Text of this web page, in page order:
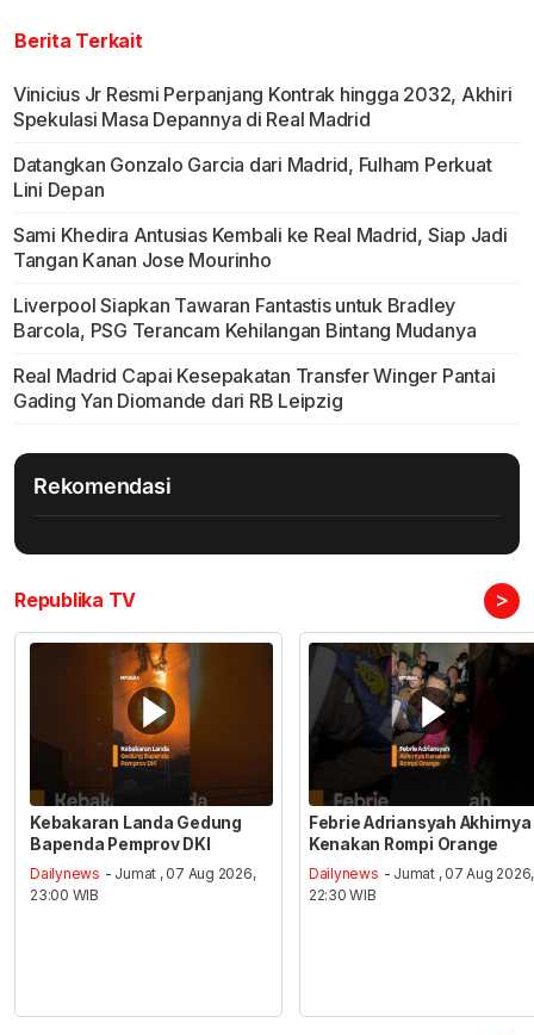
Berita Terkait
Vinicius Jr Resmi Perpanjang Kontrak hingga 2032, Akhiri
Spekulasi Masa Depannya di Real Madrid
Datangkan Gonzalo Garcia dari Madrid, Fulham Perkuat
Lini Depan
Sami Khedira Antusias Kembali ke Real Madrid, Siap Jadi
Tangan Kanan Jose Mourinho
Liverpool Siapkan Tawaran Fantastis untuk Bradley
Barcola, PSG Terancam Kehilangan Bintang Mudanya
Real Madrid Capai Kesepakatan Transfer Winger Pantai
Gading Yan Diomande dari RB Leipzig
Rekomendasi
Republika TV >
Kebakaran Landa Gedung
Bapenda Pemprov DKI
Dailynews - Jumat , 07 Aug 2026,
23:00 WIB
Febrie Adriansyah Akhirnya
Kenakan Rompi Orange
Dailynews - Jumat , 07 Aug 2026,
22:30 WIB